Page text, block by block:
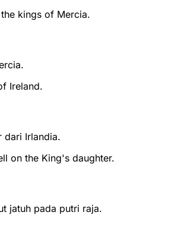
kings of Mercia.
Ireland.
dari Irlandia.
on the King's daughter.
jatuh pada putri raja.